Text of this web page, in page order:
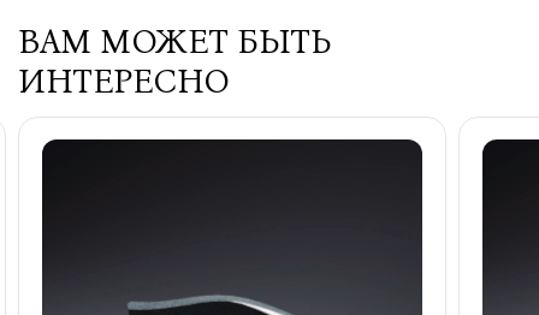
ВАМ МОЖЕТ БЫТЬ
ИНТЕРЕСНО